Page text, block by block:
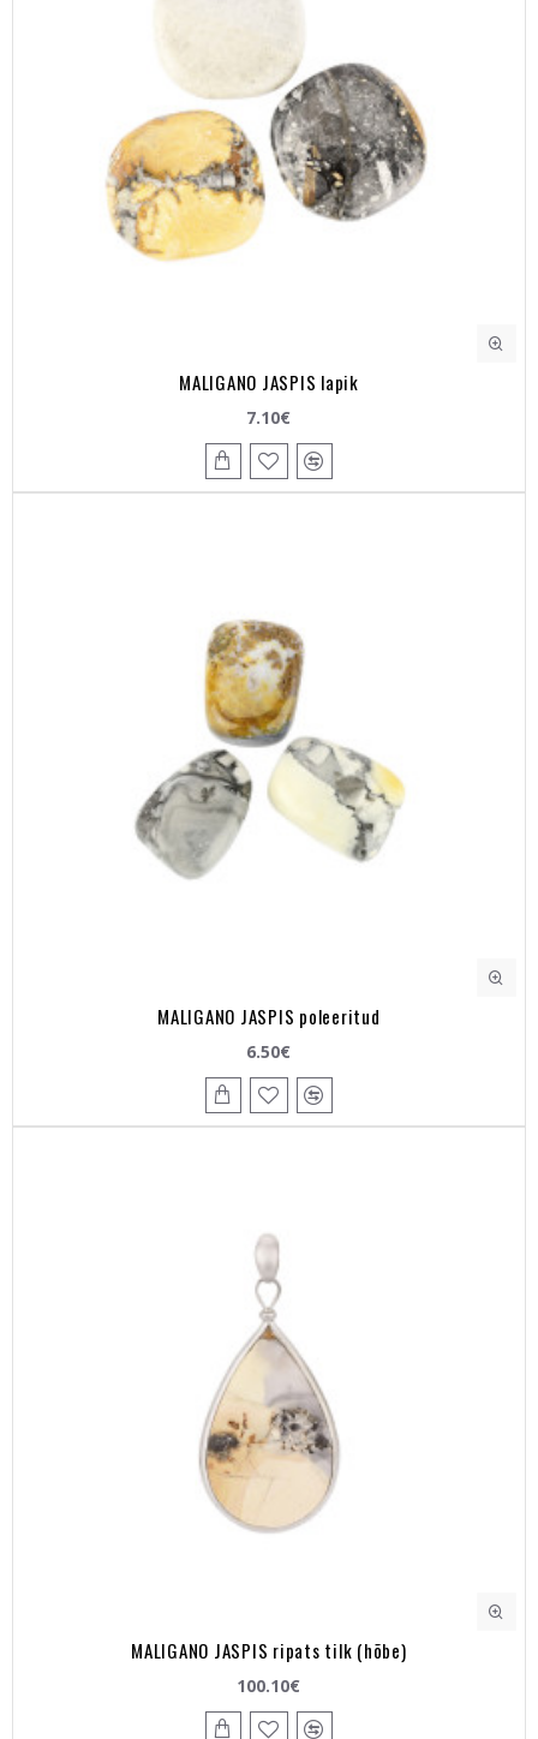
MALIGANO JASPIS lapik
7.10€
MALIGANO JASPIS poleeritud
6.50€
MALIGANO JASPIS ripats tilk (hõbe)
100.10€